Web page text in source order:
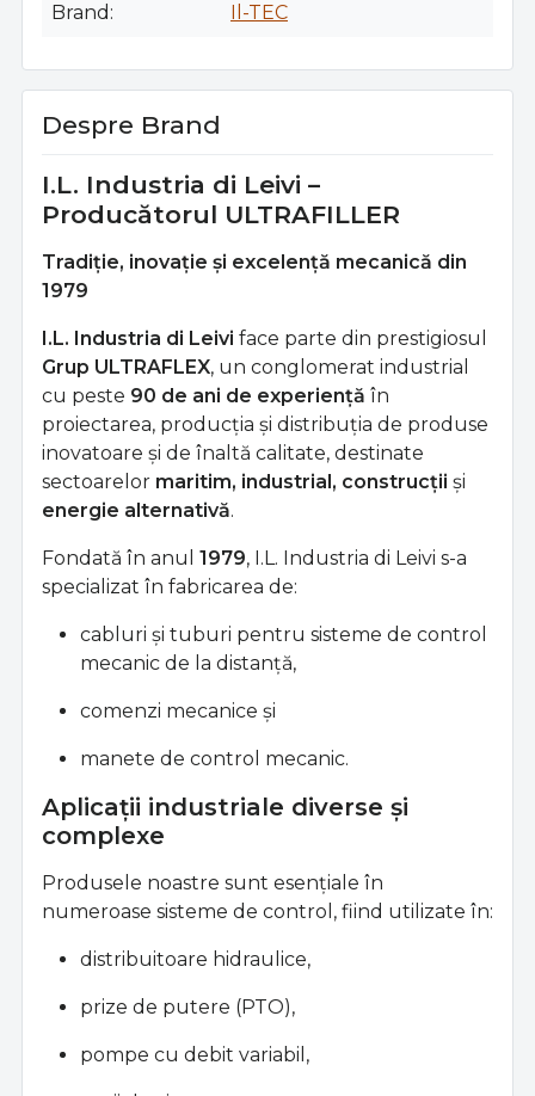
Brand Il-TEC
Despre Brand
I.L. Industria di Leivi –
Producătorul ULTRAFILLER
Tradiție, inovație și excelență mecanică din
1979
I.L. Industria di Leivi face parte din prestigiosul
Grup ULTRAFLEX, un conglomerat industrial
cu peste 90 de ani de experiență în
proiectarea, producția și distribuția de produse
inovatoare și de înaltă calitate, destinate
sectoarelor maritim, industrial, construcții și
energie alternativă.
Fondată în anul 1979, I.L. Industria di Leivi s-a
specializat în fabricarea de:
cabluri și tuburi pentru sisteme de control
mecanic de la distanță,
comenzi mecanice și
manete de control mecanic.
Aplicații industriale diverse și
complexe
Produsele noastre sunt esențiale în
numeroase sisteme de control, fiind utilizate în:
distribuitoare hidraulice,
prize de putere (PTO),
pompe cu debit variabil,